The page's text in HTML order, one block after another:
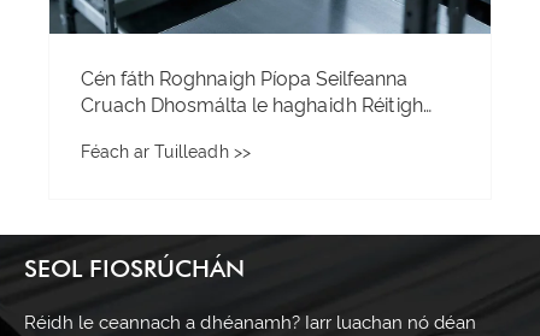
Cén fáth Roghnaigh Píopa Seilfeanna
Cruach Dhosmálta le haghaidh Réitigh
Féach ar Tuilleadh >>
SEOL FIOSRÚCHÁN
Réidh le ceannach a dhéanamh? Iarr luachan nó déan